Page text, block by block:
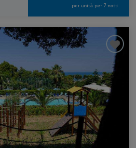
per unità per 7 notti